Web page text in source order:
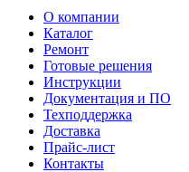
О компании
Каталог
Ремонт
Готовые решения
Инструкции
Документация и ПО
Техподдержка
Доставка
Прайс-лист
Контакты